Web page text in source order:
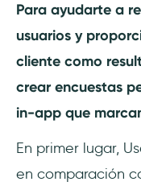
Para ayudarte a
usuarios y
cliente como
crear encuestas
in-app que
En primer lugar,
en comparación